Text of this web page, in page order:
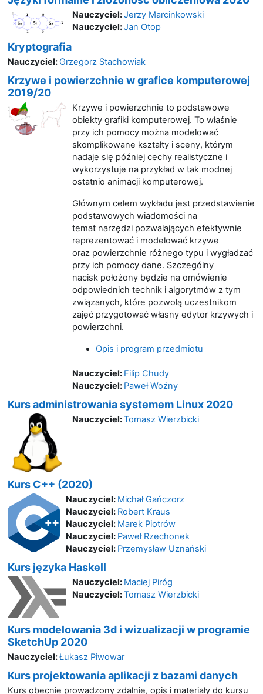
Nauczyciel:Jerzy Marcinkowski
Nauczyciel:Jan Otop
Kryptografia
Nauczyciel:Grzegorz Stachowiak
Krzywe i powierzchnie w grafice komputerowej
2019/20
Krzywe i powierzchnie to podstawowe
obiekty grafiki komputerowej. To właśnie
przy ich pomocy można modelować
skomplikowane kształty i sceny, którym
nadaje się później cechy realistyczne i
wykorzystuje na przykład w tak modnej
ostatnio animacji komputerowej.
Głównym celem wykładu jest przedstawienie
podstawowych wiadomości na
temat narzędzi pozwalających efektywnie
reprezentować i modelować krzywe
oraz powierzchnie różnego typu i wygładzać
przy ich pomocy dane. Szczególny
nacisk położony będzie na omówienie
odpowiednich technik i algorytmów z tym
związanych, które pozwolą uczestnikom
zajęć przygotować własny edytor krzywych i
powierzchni.
Opis i program przedmiotu
Nauczyciel: Filip Chudy
Nauczyciel: Paweł Woźny
Kurs administrowania systemem Linux 2020
Nauczyciel:Tomasz Wierzbicki
Kurs C++ (2020)
Nauczyciel: Michał Gańczorz
Nauczyciel: Robert Kraus
Nauczyciel: Marek Piotrów
Nauczyciel: Paweł Rzechonek
Nauczyciel: Przemysław Uznański
Kurs języka Haskell
Nauczyciel: Maciej Piróg
Nauczyciel:Tomasz Wierzbicki
Kurs modelowania 3d i wizualizacji w programie
SketchUp 2020
Nauczyciel:Łukasz Piwowar
Kurs projektowania aplikacji z bazami danych
Kurs obecnie prowadzony zdalnie, opis i materiały do kursu